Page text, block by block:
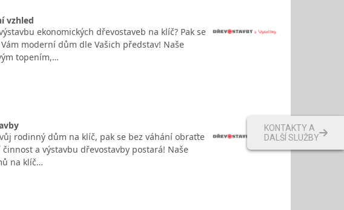
vzhled
ekonomických dřevostaveb na klíč? Pak se
moderní dům dle Vašich představ! Naše
topením,…
rodinný dům na klíč, pak se bez váhání obraťte
a výstavbu dřevostavby postará! Naše
na klíč…
KONTAKTY A
DALŠÍ SLUŽBY